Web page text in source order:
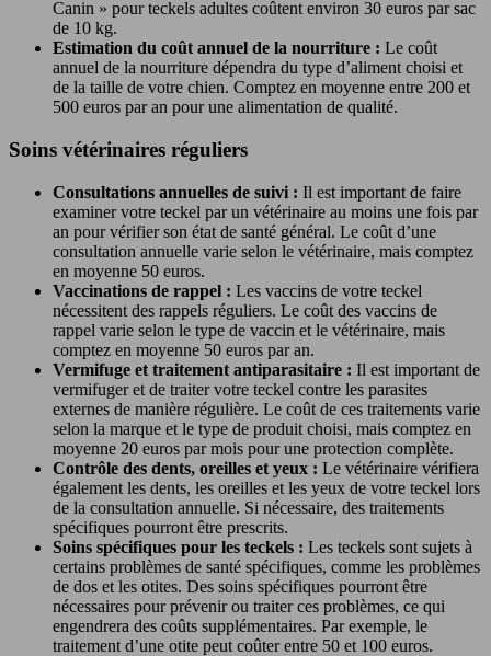
Canin » pour teckels adultes coûtent environ 30 euros par sac
de 10 kg.
Estimation du coût annuel de la nourriture : Le coût
annuel de la nourriture dépendra du type d’aliment choisi et
de la taille de votre chien. Comptez en moyenne entre 200 et
500 euros par an pour une alimentation de qualité.
Soins vétérinaires réguliers
Consultations annuelles de suivi : Il est important de faire
examiner votre teckel par un vétérinaire au moins une fois par
an pour vérifier son état de santé général. Le coût d’une
consultation annuelle varie selon le vétérinaire, mais comptez
en moyenne 50 euros.
Vaccinations de rappel : Les vaccins de votre teckel
nécessitent des rappels réguliers. Le coût des vaccins de
rappel varie selon le type de vaccin et le vétérinaire, mais
comptez en moyenne 50 euros par an.
Vermifuge et traitement antiparasitaire : Il est important de
vermifuger et de traiter votre teckel contre les parasites
externes de manière régulière. Le coût de ces traitements varie
selon la marque et le type de produit choisi, mais comptez en
moyenne 20 euros par mois pour une protection complète.
Contrôle des dents, oreilles et yeux : Le vétérinaire vérifiera
également les dents, les oreilles et les yeux de votre teckel lors
de la consultation annuelle. Si nécessaire, des traitements
spécifiques pourront être prescrits.
Soins spécifiques pour les teckels : Les teckels sont sujets à
certains problèmes de santé spécifiques, comme les problèmes
de dos et les otites. Des soins spécifiques pourront être
nécessaires pour prévenir ou traiter ces problèmes, ce qui
engendrera des coûts supplémentaires. Par exemple, le
traitement d’une otite peut coûter entre 50 et 100 euros.